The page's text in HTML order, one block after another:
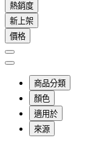
熱銷度
新上架
價格
商品分類
顏色
適用於
來源